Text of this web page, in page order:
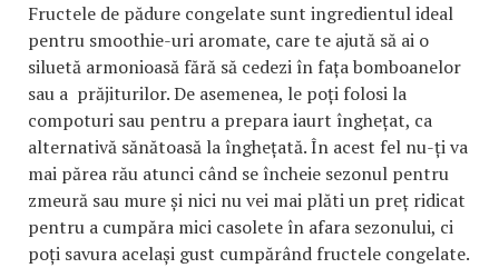
Fructele de pădure congelate sunt ingredientul ideal
pentru smoothie-uri aromate, care te ajută să ai o
siluetă armonioasă fără să cedezi în fața bomboanelor
sau a prăjiturilor. De asemenea, le poți folosi la
compoturi sau pentru a prepara iaurt înghețat, ca
alternativă sănătoasă la înghețată. În acest fel nu-ți va
mai părea rău atunci când se încheie sezonul pentru
zmeură sau mure și nici nu vei mai plăti un preț ridicat
pentru a cumpăra mici casolete în afara sezonului, ci
poți savura același gust cumpărând fructele congelate.